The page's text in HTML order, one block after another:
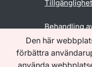
Den här
förbättra
använda
Behandling